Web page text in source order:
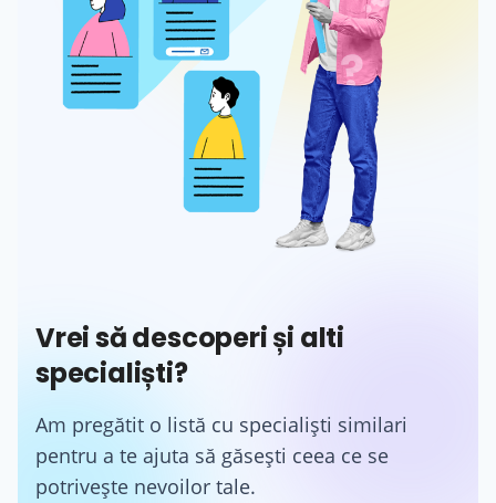
Vrei să descoperi și alti
specialiști?
Am pregătit o listă cu specialiști similari
pentru a te ajuta să găsești ceea ce se
potrivește nevoilor tale.